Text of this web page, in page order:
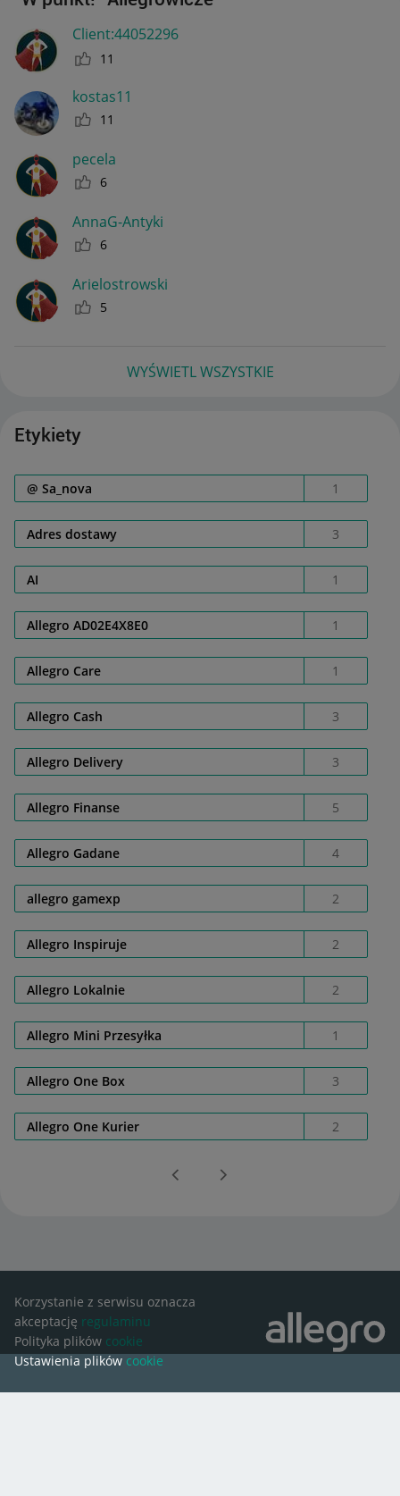
Client:44052296
11
kostas11
11
pecela
6
AnnaG-Antyki
6
Arielostrowski
5
WYŚWIETL WSZYSTKIE
Etykiety
@ Sa_nova 1
Adres dostawy 3
AI 1
Allegro AD02E4X8E0 1
Allegro Care 1
Allegro Cash 3
Allegro Delivery 3
Allegro Finanse 5
Allegro Gadane 4
allegro gamexp 2
Allegro Inspiruje 2
Allegro Lokalnie 2
Allegro Mini Przesyłka 1
Allegro One Box 3
Allegro One Kurier 2
Korzystanie z serwisu oznacza
akceptację regulaminu
Polityka plików cookie
Ustawienia plików cookie